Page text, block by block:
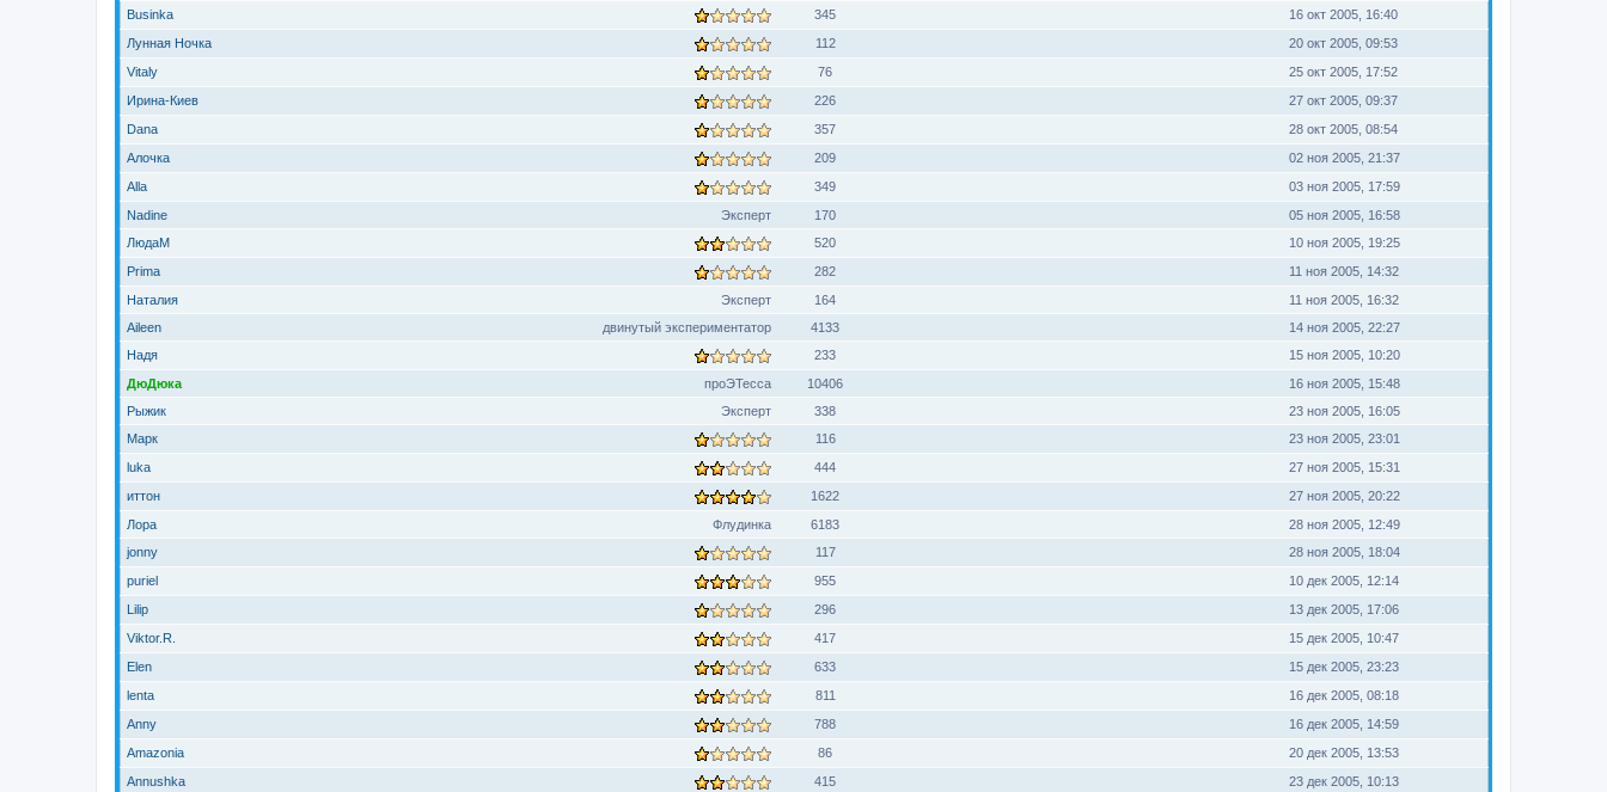
Businka
345
16 окт 2005, 16:40
Лунная Ночка
112
20 окт 2005, 09:53
Vitaly
76
25 окт 2005, 17:52
Ирина-Киев
226
27 окт 2005, 09:37
Dana
357
28 окт 2005, 08:54
Алочка
209
02 ноя 2005, 21:37
Alla
349
03 ноя 2005, 17:59
Эксперт
Nadine 170
05 ноя 2005, 16:58
ЛюдаМ
520
10 ноя 2005, 19:25
Prima
282
11 ноя 2005, 14:32
Эксперт
Наталия 164
11 ноя 2005, 16:32
двинутый экспериментатор
Aileen 4133
14 ноя 2005, 22:27
Надя
233
15 ноя 2005, 10:20
проЭТесса
ДюДюка 10406
16 ноя 2005, 15:48
Эксперт
Рыжик 338
23 ноя 2005, 16:05
Марк
116
23 ноя 2005, 23:01
luka
444
27 ноя 2005, 15:31
иттон
1622
27 ноя 2005, 20:22
Флудинка
Лора 6183
28 ноя 2005, 12:49
jonny
117
28 ноя 2005, 18:04
puriel
955
10 дек 2005, 12:14
Lilip
296
13 дек 2005, 17:06
Viktor.R.
417
15 дек 2005, 10:47
Elen
633
15 дек 2005, 23:23
lenta
811
16 дек 2005, 08:18
Anny
788
16 дек 2005, 14:59
Amazonia
86
20 дек 2005, 13:53
Annushka
415 23 дек 2005, 10:13